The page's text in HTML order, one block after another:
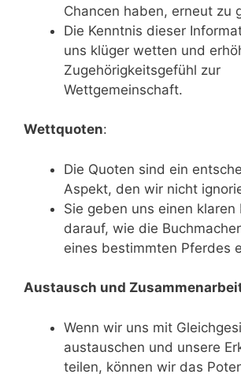
Chancen haben, erneut zu
Die Kenntnis dieser
uns klüger wetten und
Zugehörigkeitsgefühl zur
Wettgemeinschaft.
Wettquoten:
Die Quoten sind ein
Aspekt, den wir nicht
Sie geben uns einen klaren
darauf, wie die
eines bestimmten Pferdes
Austausch und
Wenn wir uns mit
austauschen und unsere
teilen, können wir das